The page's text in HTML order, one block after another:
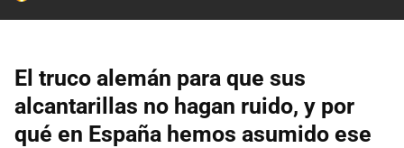
El truco alemán para que sus
alcantarillas no hagan ruido, y por
qué en España hemos asumido ese